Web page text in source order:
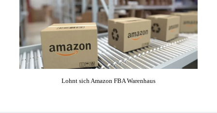
Lohnt sich Amazon FBA Warenhaus